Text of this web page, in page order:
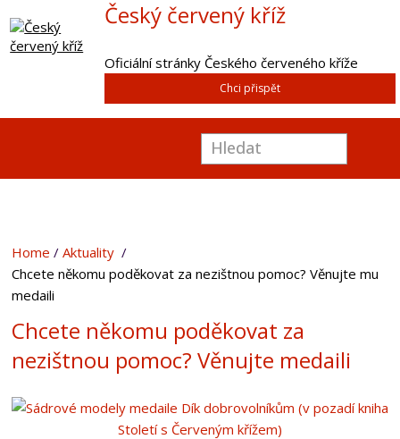
Český červený kříž
Oficiální stránky Českého červeného kříže
Chci přispět
Home
Aktuality
Chcete někomu poděkovat za nezištnou pomoc? Věnujte mu
medaili
Chcete někomu poděkovat za
nezištnou pomoc? Věnujte medaili